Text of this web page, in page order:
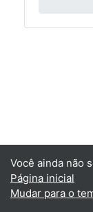
Você ainda não
Página inicial
Mudar para o